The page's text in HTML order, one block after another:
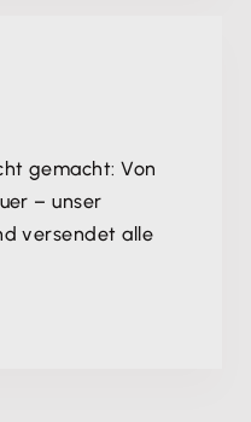
gemacht: Von
– unser
versendet alle